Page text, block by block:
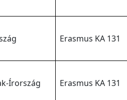
Erasmus KA 131
Írország Erasmus KA 131